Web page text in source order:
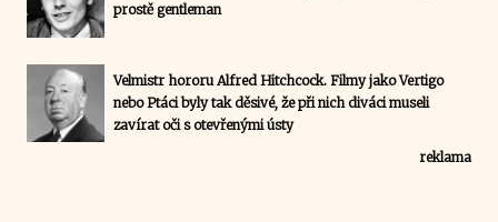
prostě gentleman
Velmistr hororu Alfred Hitchcock. Filmy jako Vertigo
nebo Ptáci byly tak děsivé, že při nich diváci museli
zavírat oči s otevřenými ústy
reklama